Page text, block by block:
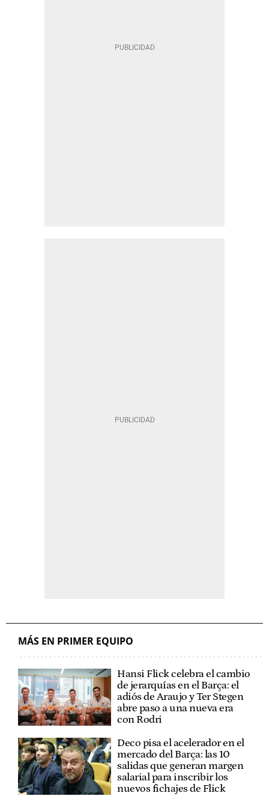
MÁS EN PRIMER EQUIPO
Hansi Flick celebra el cambio
de jerarquías en el Barça: el
adiós de Araujo y Ter Stegen
abre paso a una nueva era
con Rodri
Deco pisa el acelerador en el
mercado del Barça: las 10
salidas que generan margen
salarial para inscribir los
nuevos fichajes de Flick